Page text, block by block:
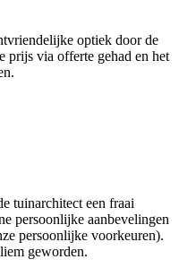
optiek door de
prijs via offerte gehad en het
tuinarchitect een fraai
persoonlijke aanbevelingen
persoonlijke voorkeuren).
geworden.